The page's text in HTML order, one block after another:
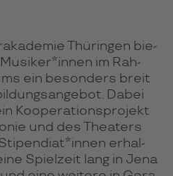
Thü­rin­gen bie­
im Rah­
ein beson­ders breit
Dabei
Ko­ope­ra­tions­pro­jekt
und des Thea­ters
erhal­
Spiel­zeit lang in Jena